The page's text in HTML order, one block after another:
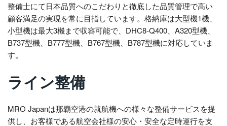
整備士にて日本品質へのこだわりと徹底した品質管理で高い
顧客満足の実現を常に目指しています。格納庫は大型機1機、
小型機は最大3機まで収容可能で、DHC8-Q400、A320型機、
B737型機、B777型機、B767型機、B787型機に対応していま
す。
ライン整備
MRO Japanは那覇空港の就航機への様々な整備サービスを提
供し、お客様である航空会社様の安心・安全な定時運行を支